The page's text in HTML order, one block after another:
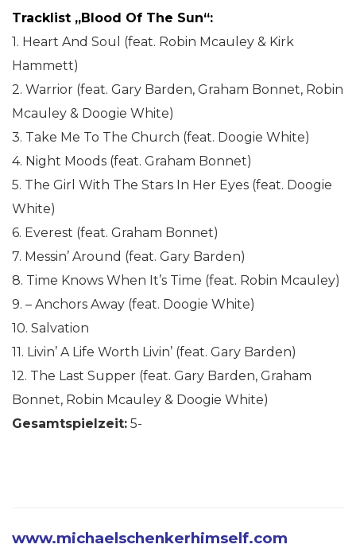
Tracklist „Blood Of The Sun“:
1. Heart And Soul (feat. Robin Mcauley & Kirk
Hammett)
2. Warrior (feat. Gary Barden, Graham Bonnet, Robin
Mcauley & Doogie White)
3. Take Me To The Church (feat. Doogie White)
4. Night Moods (feat. Graham Bonnet)
5. The Girl With The Stars In Her Eyes (feat. Doogie
White)
6. Everest (feat. Graham Bonnet)
7. Messin’ Around (feat. Gary Barden)
8. Time Knows When It’s Time (feat. Robin Mcauley)
9. – Anchors Away (feat. Doogie White)
10. Salvation
11. Livin’ A Life Worth Livin’ (feat. Gary Barden)
12. The Last Supper (feat. Gary Barden, Graham
Bonnet, Robin Mcauley & Doogie White)
Gesamtspielzeit: 5-
www.michaelschenkerhimself.com